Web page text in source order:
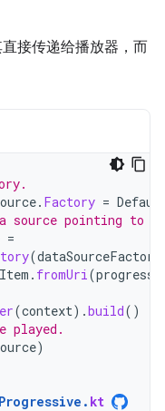
接传递给播放器，而
. Factory =
source pointing to
=
(dataSourceFactory
. fromUri(
(context).build()
played.
)
Progressive . kt